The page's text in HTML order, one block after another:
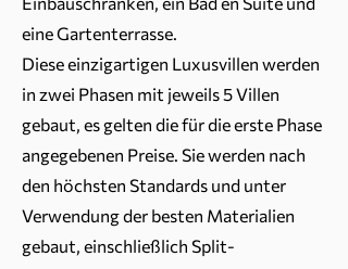
eine Gartenterrasse.
Diese einzigartigen Luxusvillen werden
in zwei Phasen mit jeweils 5 Villen
gebaut, es gelten die für die erste Phase
angegebenen Preise. Sie werden nach
den höchsten Standards und unter
Verwendung der besten Materialien
gebaut, einschließlich Split-